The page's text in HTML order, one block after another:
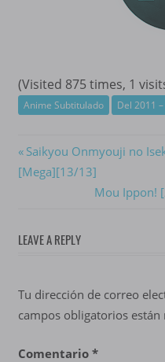
(Visited 875 times, 1
Anime Subtitulado Del 2011
Navegación
de
Previous
Post:
Saikyou Onmyouji no
[Mega][13/13]
Next
Mou Ippon!
LEAVE A REPLY
Tu dirección de correo
campos obligatorios están
Comentario *